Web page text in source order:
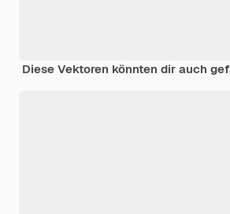
Diese Vektoren könnten dir auch